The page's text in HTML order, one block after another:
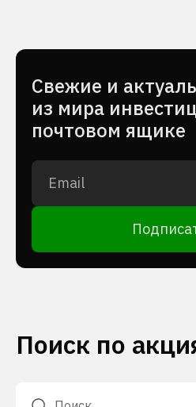
Cвежие и
из мира
почтовом ящике
Поиск по